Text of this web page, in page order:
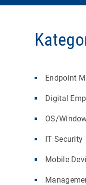
Endpoint
Digital
OS/
IT Security
Mobile